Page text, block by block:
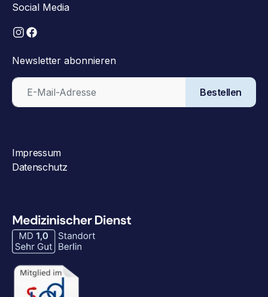
Social Media
Newsletter abonnieren
Bestellen
Impressum
Datenschutz